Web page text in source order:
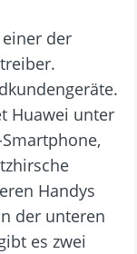
der
Huawei unter
Handys
der unteren
es zwei